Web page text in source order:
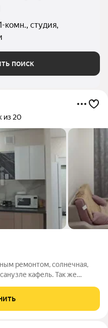
комн., студия,
поиск
из 20
ремонтом, солнечная,
кафель. Так же
плату. В квартире никто не